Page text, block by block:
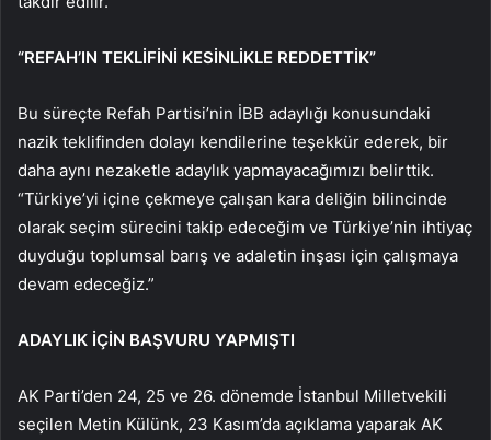
“REFAH’IN TEKLİFİNİ KESİNLİKLE REDDETTİK”
Bu süreçte Refah Partisi’nin İBB adaylığı konusundaki
nazik teklifinden dolayı kendilerine teşekkür ederek, bir
daha aynı nezaketle adaylık yapmayacağımızı belirttik.
“Türkiye’yi içine çekmeye çalışan kara deliğin bilincinde
olarak seçim sürecini takip edeceğim ve Türkiye’nin ihtiyaç
duyduğu toplumsal barış ve adaletin inşası için çalışmaya
devam edeceğiz.”
ADAYLIK İÇİN BAŞVURU YAPMIŞTI
AK Parti’den 24, 25 ve 26. dönemde İstanbul Milletvekili
seçilen Metin Külünk, 23 Kasım’da açıklama yaparak AK